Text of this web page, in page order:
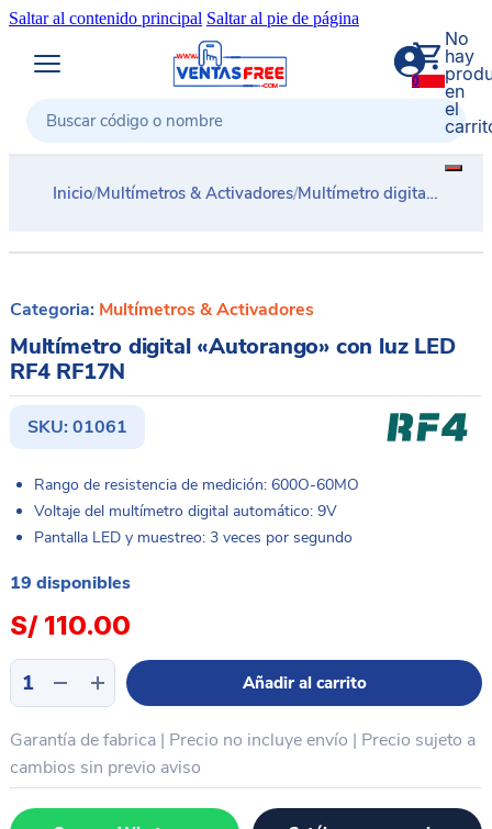
Saltar al contenido principal Saltar al pie de página
Buscar
0
No
hay
en
el
Inicio/Multímetros & Activadores/Multímetro digital «Autorango» con luz LED RF4 RF17N
Categoria: Multímetros & Activadores
Multímetro digital «Autorango» con luz LED
RF4 RF17N
SKU: 01061
Rango de resistencia de medición: 600O-60MO
Voltaje del multímetro digital automático: 9V
Pantalla LED y muestreo: 3 veces por segundo
19 disponibles
S/ 110.00
Multímetro
digital
con
luz
LED
RF4
Añadir al carrito
Garantía de fabrica | Precio no incluye envío | Precio sujeto a
cambios sin previo aviso